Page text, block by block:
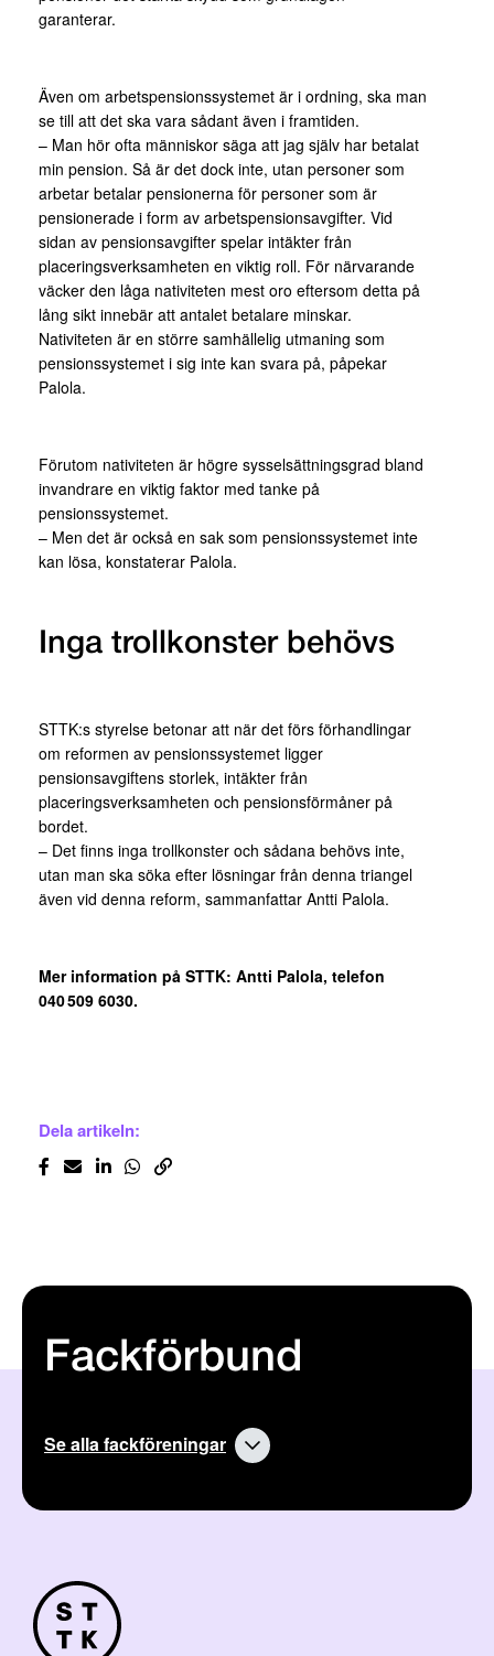
garanterar.
Även om arbetspensionssystemet är i ordning, ska man
se till att det ska vara sådant även i framtiden.
– Man hör ofta människor säga att jag själv har betalat
min pension. Så är det dock inte, utan personer som
arbetar betalar pensionerna för personer som är
pensionerade i form av arbetspensionsavgifter. Vid
sidan av pensionsavgifter spelar intäkter från
placeringsverksamheten en viktig roll. För närvarande
väcker den låga nativiteten mest oro eftersom detta på
lång sikt innebär att antalet betalare minskar.
Nativiteten är en större samhällelig utmaning som
pensionssystemet i sig inte kan svara på, påpekar
Palola.
Förutom nativiteten är högre sysselsättningsgrad bland
invandrare en viktig faktor med tanke på
pensionssystemet.
– Men det är också en sak som pensionssystemet inte
kan lösa, konstaterar Palola.
Inga trollkonster behövs
STTK:s styrelse betonar att när det förs förhandlingar
om reformen av pensionssystemet ligger
pensionsavgiftens storlek, intäkter från
placeringsverksamheten och pensionsförmåner på
bordet.
– Det finns inga trollkonster och sådana behövs inte,
utan man ska söka efter lösningar från denna triangel
även vid denna reform, sammanfattar Antti Palola.
Mer information på STTK: Antti Palola, telefon
040 509 6030.
Dela artikeln:
Fackförbund
Se alla fackföreningar